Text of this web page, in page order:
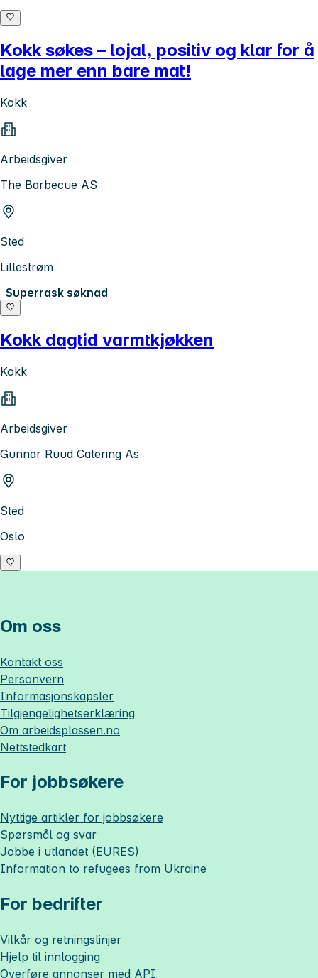
Kokk søkes – lojal, positiv og klar for å
lage mer enn bare mat!
Kokk
Arbeidsgiver
The Barbecue AS
Sted
Lillestrøm
Superrask søknad
Kokk dagtid varmtkjøkken
Kokk
Arbeidsgiver
Gunnar Ruud Catering As
Sted
Oslo
Om oss
Kontakt oss
Personvern
Informasjonskapsler
Tilgjengelighetserklæring
Om arbeidsplassen.no
Nettstedkart
For jobbsøkere
Nyttige artikler for jobbsøkere
Spørsmål og svar
Jobbe i utlandet (EURES)
Information to refugees from Ukraine
For bedrifter
Vilkår og retningslinjer
Hjelp til innlogging
Overføre annonser med API